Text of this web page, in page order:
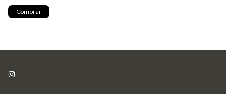
Comprar